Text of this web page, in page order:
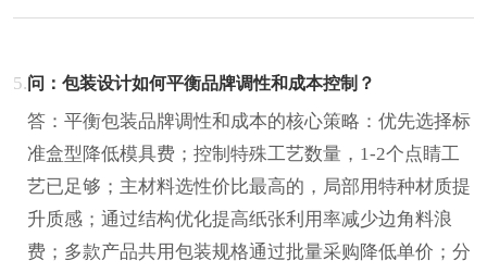
5.问：包装设计如何平衡品牌调性和成本控制？
答：平衡包装品牌调性和成本的核心策略：优先选择标
准盒型降低模具费；控制特殊工艺数量，1-2个点睛工
艺已足够；主材料选性价比最高的，局部用特种材质提
升质感；通过结构优化提高纸张利用率减少边角料浪
费；多款产品共用包装规格通过批量采购降低单价；分